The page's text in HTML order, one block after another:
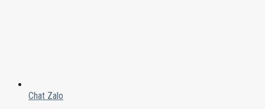
Chat Zalo